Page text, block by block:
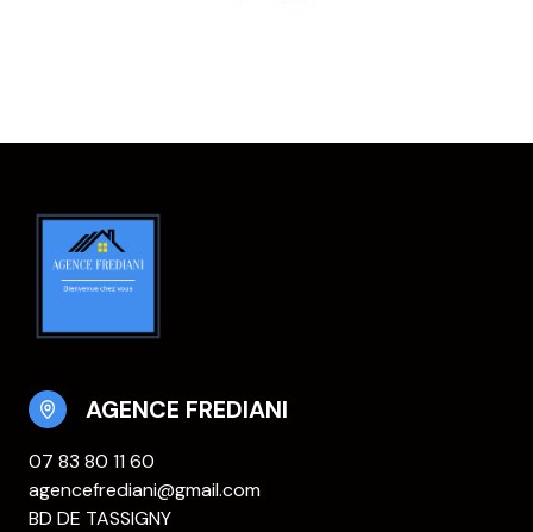
AGENCE FREDIANI
07 83 80 11 60
agencefrediani@gmail.com
BD DE TASSIGNY